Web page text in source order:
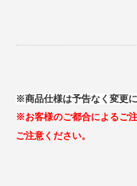
※商品仕様は予告なく変更
※お客様のご都合によるご
ご注意ください。